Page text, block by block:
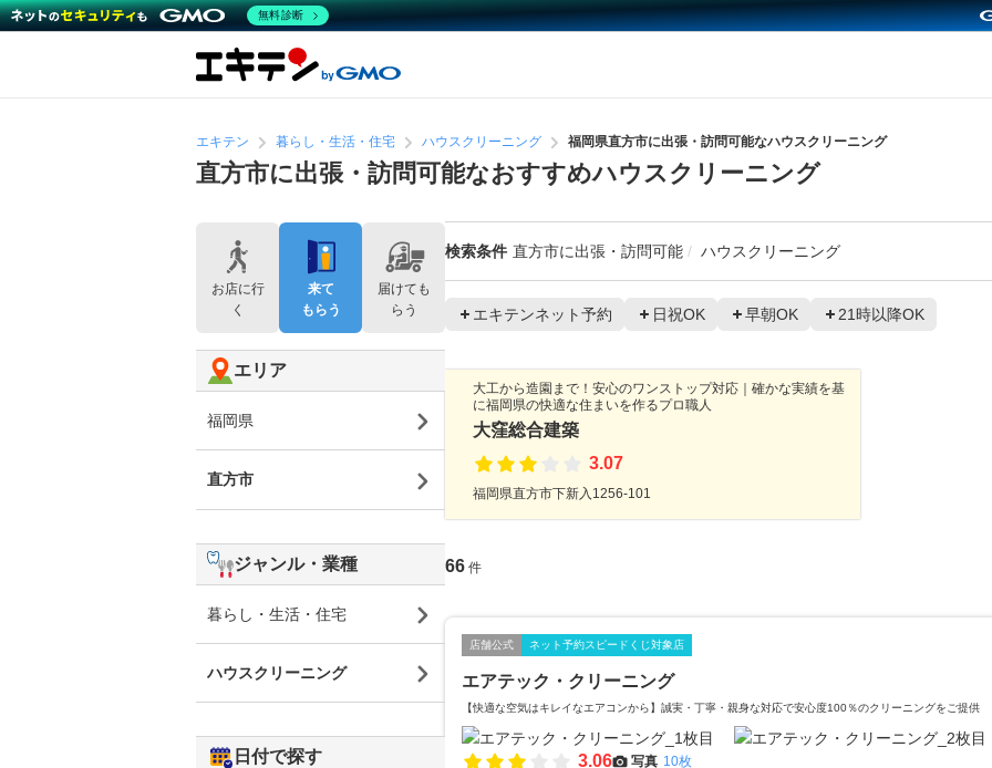
エキテン 暮らし・生活・住宅 ハウスクリーニング 福岡県直方市に出張・訪問可能なハウスクリーニング
直方市に出張・訪問可能なおすすめハウスクリーニング
検索条件 直方市に出張・訪問可能 ハウスクリーニング
エキテンネット予約 日祝OK 早朝OK 21時以降OK
大工から造園まで！安心のワンストップ対応｜確かな実績を基
に福岡県の快適な住まいを作るプロ職人
大窪総合建築
3.07
福岡県直方市下新入1256-101
66 件
店舗公式 ネット予約スピードくじ対象店
エアテック・クリーニング
【快適な空気はキレイなエアコンから】誠実・丁寧・親身な対応で安心度100％のクリーニングをご提供
3.06 写真 10枚
お店に行
く
来て
もらう
届けても
らう
エリア
福岡県
直方市
ジャンル・業種
暮らし・生活・住宅
ハウスクリーニング
日付で探す
無料診断